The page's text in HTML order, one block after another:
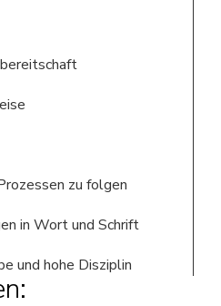
zu folgen
in Wort und Schrift
und hohe Disziplin